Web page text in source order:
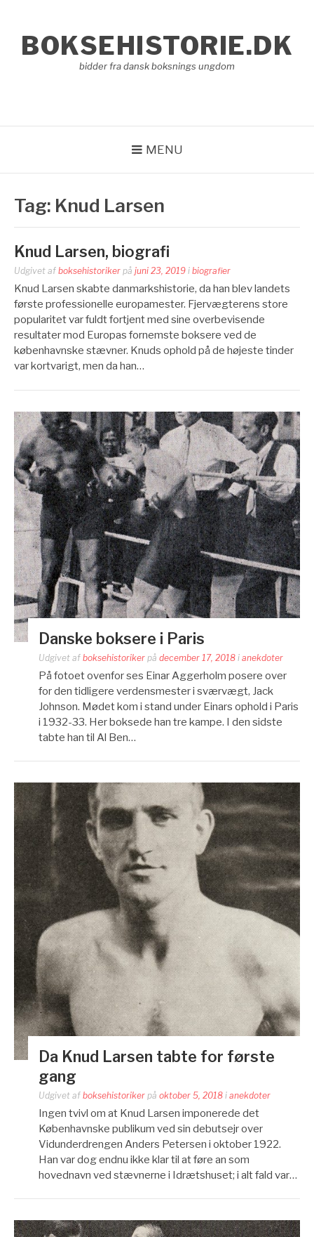
indholdBOKSEHISTORIE.DK
bidder fra dansk boksnings ungdom
MENU
Tag: Knud Larsen
Knud Larsen, biografi
Udgivet af boksehistoriker på juni 23, 2019 i biografier
Knud Larsen skabte danmarkshistorie, da han blev landets
første professionelle europamester. Fjervægterens store
popularitet var fuldt fortjent med sine overbevisende
resultater mod Europas fornemste boksere ved de
københavnske stævner. Knuds ophold på de højeste tinder
var kortvarigt, men da han…
Danske boksere i Paris
Udgivet af boksehistoriker på december 17, 2018 i anekdoter
På fotoet ovenfor ses Einar Aggerholm posere over
for den tidligere verdensmester i sværvægt, Jack
Johnson. Mødet kom i stand under Einars ophold i Paris
i 1932-33. Her boksede han tre kampe. I den sidste
tabte han til Al Ben…
Da Knud Larsen tabte for første
gang
Udgivet af boksehistoriker på oktober 5, 2018 i anekdoter
Ingen tvivl om at Knud Larsen imponerede det
Københavnske publikum ved sin debutsejr over
Vidunderdrengen Anders Petersen i oktober 1922.
Han var dog endnu ikke klar til at føre an som
hovednavn ved stævnerne i Idrætshuset; i alt fald var…